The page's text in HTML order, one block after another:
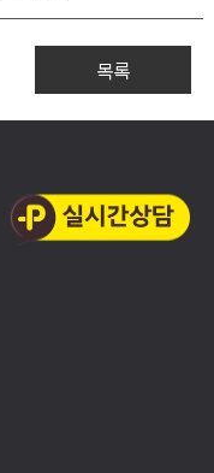
목록